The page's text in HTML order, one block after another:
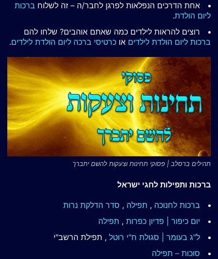
אחת הדרכים הנפלאות לפרגן לחבר/ה – זה לשלוח ברכות
ליום הולדת.
רוצים להראות לילדים כמה שאתם אוהבים? שלחו להם
ברכות ליום הולדת לילדים או כרטיסי ברכה ליום הולדת לילדים.
תהילים ברסלב | פסוקי תחינות וצעקות להשם יתברך
ברכות ותפילות לחגי ישראל
ברכות לחנוכה , תפילה , סדר הדלקת נרות
יום כיפור | פדיון כפרות , תפילה
ל"ג בעומר | סגולת ח"י רוטל , תפילת הרשב"י
סוכות – תפילה